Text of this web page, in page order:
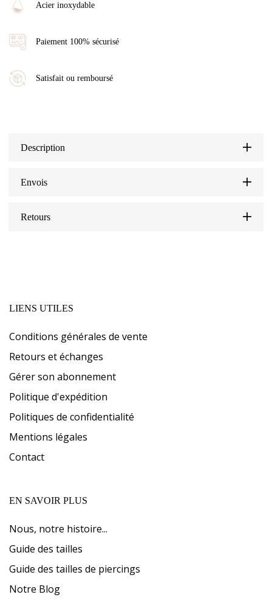
Acier inoxydable
Paiement 100% sécurisé
Satisfait ou remboursé
Description
Envois
Retours
LIENS UTILES
Conditions générales de vente
Retours et échanges
Gérer son abonnement
Politique d'expédition
Politiques de confidentialité
Mentions légales
Contact
EN SAVOIR PLUS
Nous, notre histoire...
Guide des tailles
Guide des tailles de piercings
Notre Blog